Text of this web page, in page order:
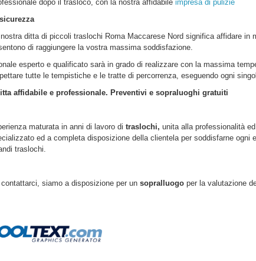
dopo il trasloco, con la nostra affidabile impresa di pulizie
ditta di piccoli traslochi Roma Maccarese Nord significa affidare in
di raggiungere la vostra massima soddisfazione.
esperto e qualificato sarà in grado di realizzare con la massima
tutte le tempistiche e le tratte di percorrenza, eseguendo ogni
affidabile e professionale. Preventivi e sopraluoghi gratuiti
maturata in anni di lavoro di traslochi, unita alla professionalità
ed a completa disposizione della clientela per soddisfarne
traslochi.
siamo a disposizione per un sopralluogo per la valutazione